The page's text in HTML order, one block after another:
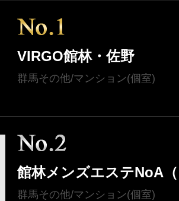
VIRGO館林・佐野
群馬その他/マンション(個室)
館林メンズエステNoA
群馬その他/マンション(個室)